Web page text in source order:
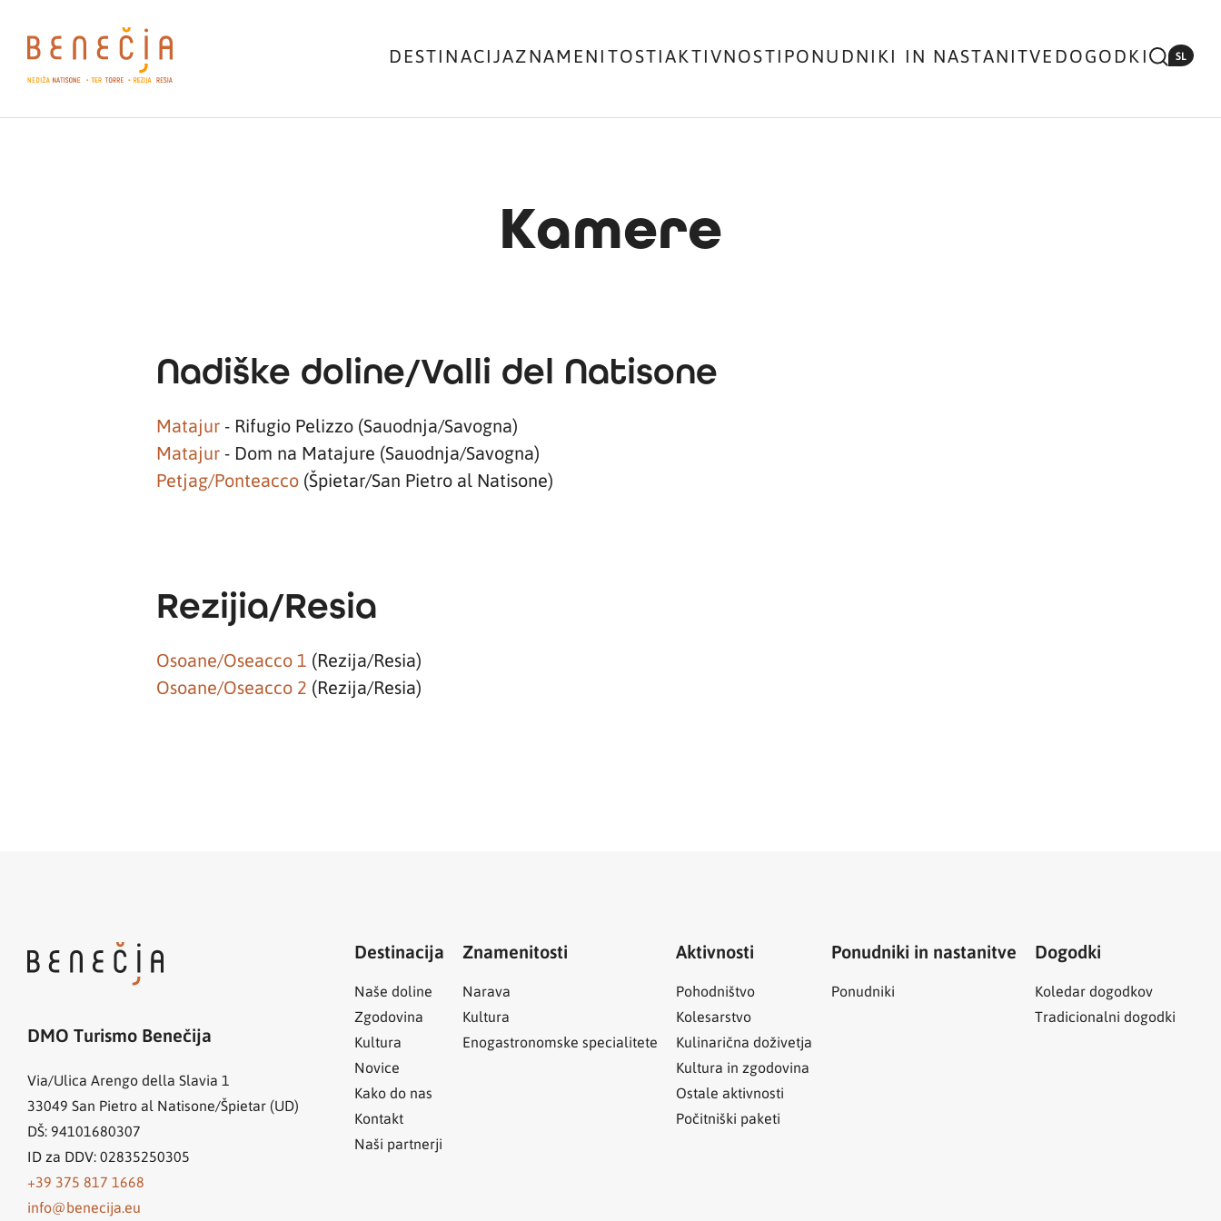
DESTINACIJAZNAMENITOSTIAKTIVNOSTIPONUDNIKI IN NASTANITVE DOGODKI SL
Kamere
Nadiške doline/Valli del Natisone
Matajur - Rifugio Pelizzo (Sauodnja/Savogna)
Matajur - Dom na Matajure (Sauodnja/Savogna)
Petjag/Ponteacco (Špietar/San Pietro al Natisone)
Rezijia/Resia
Osoane/Oseacco 1 (Rezija/Resia)
Osoane/Oseacco 2 (Rezija/Resia)
DMO Turismo Benečija
Via/Ulica Arengo della Slavia 1
33049 San Pietro al Natisone/Špietar (UD)
DŠ: 94101680307
ID za DDV: 02835250305
+39 375 817 1668
info@benecija.eu
Destinacija
Naše doline
Zgodovina
Kultura
Novice
Kako do nas
Kontakt
Naši partnerji
Znamenitosti
Narava
Kultura
Enogastronomske specialitete
Aktivnosti
Pohodništvo
Kolesarstvo
Kulinarična doživetja
Kultura in zgodovina
Ostale aktivnosti
Počitniški paketi
Ponudniki in nastanitve
Ponudniki
Dogodki
Koledar dogodkov
Tradicionalni dogodki